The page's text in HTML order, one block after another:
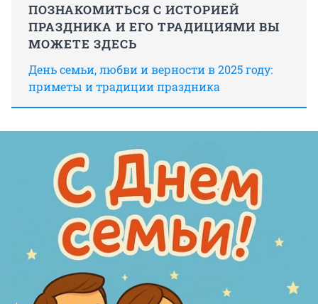
ПОЗНАКОМИТЬСЯ С ИСТОРИЕЙ
ПРАЗДНИКА И ЕГО ТРАДИЦИЯМИ ВЫ
МОЖЕТЕ ЗДЕСЬ
День семьи, любви и верности в 2025 году:
приметы и традиции праздника